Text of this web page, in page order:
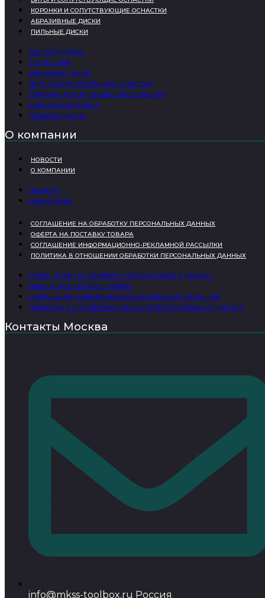
КОРОНКИ И СОПУТСТВУЮЩИЕ ОСНАСТКИ
АБРАЗИВНЫЕ ДИСКИ
ПИЛЬНЫЕ ДИСКИ
ВСЯ ПРОДУКЦИЯ
SUPER SERIA
АЛМАЗНЫЕ ДИСКИ
БИТЫ И СОПУТСТВУЮЩИЕ ОСНАСТКИ
КОРОНКИ И СОПУТСТВУЮЩИЕ ОСНАСТКИ
АБРАЗИВНЫЕ ДИСКИ
ПИЛЬНЫЕ ДИСКИ
О компании
НОВОСТИ
О КОМПАНИИ
НОВОСТИ
О КОМПАНИИ
СОГЛАШЕНИЕ НА ОБРАБОТКУ ПЕРСОНАЛЬНЫХ ДАННЫХ
ОФЕРТА НА ПОСТАВКУ ТОВАРА
СОГЛАШЕНИЕ ИНФОРМАЦИОННО-РЕКЛАМНОЙ РАССЫЛКИ
ПОЛИТИКА В ОТНОШЕНИИ ОБРАБОТКИ ПЕРСОНАЛЬНЫХ ДАННЫХ
СОГЛАШЕНИЕ НА ОБРАБОТКУ ПЕРСОНАЛЬНЫХ ДАННЫХ
ОФЕРТА НА ПОСТАВКУ ТОВАРА
СОГЛАШЕНИЕ ИНФОРМАЦИОННО-РЕКЛАМНОЙ РАССЫЛКИ
ПОЛИТИКА В ОТНОШЕНИИ ОБРАБОТКИ ПЕРСОНАЛЬНЫХ ДАННЫХ
Контакты Москва
info@mkss-toolbox.ru Россия